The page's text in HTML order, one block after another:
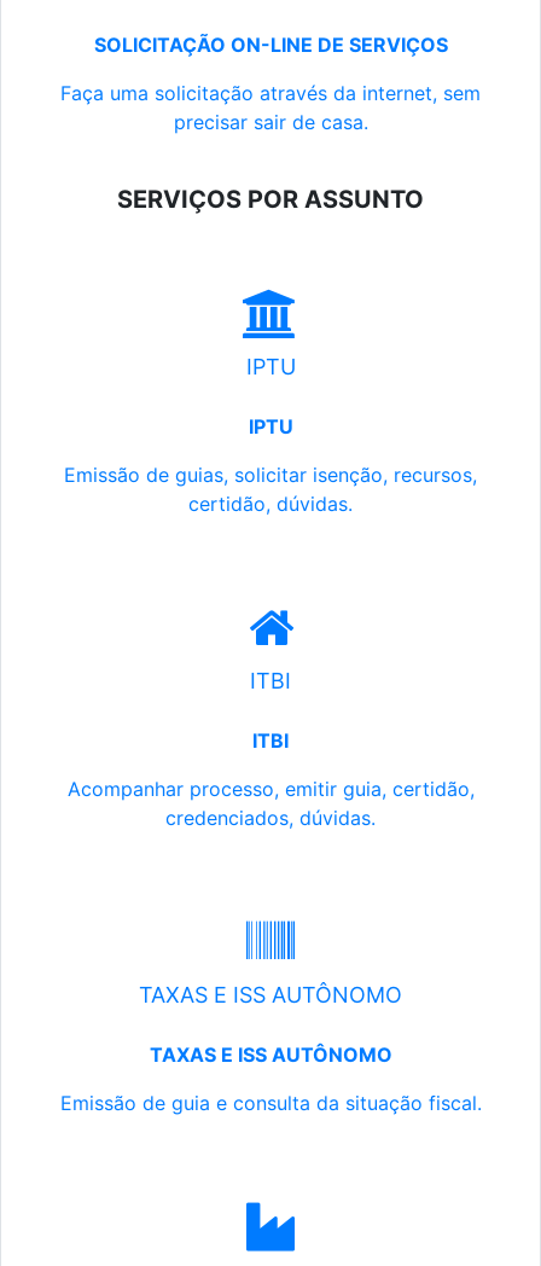
SOLICITAÇÃO ON-LINE DE SERVIÇOS
Faça uma solicitação através da internet, sem
precisar sair de casa.
SERVIÇOS POR ASSUNTO
IPTU
IPTU
Emissão de guias, solicitar isenção, recursos,
certidão, dúvidas.
ITBI
ITBI
Acompanhar processo, emitir guia, certidão,
credenciados, dúvidas.
TAXAS E ISS AUTÔNOMO
TAXAS E ISS AUTÔNOMO
Emissão de guia e consulta da situação fiscal.